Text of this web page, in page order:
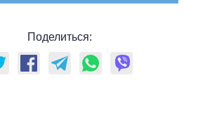
Поделиться: